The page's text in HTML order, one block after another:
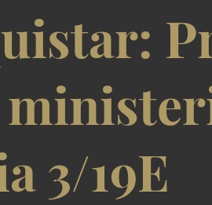
3/19E